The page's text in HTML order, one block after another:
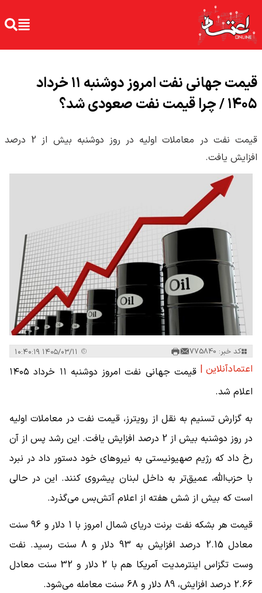
قیمت جهانی نفت امروز دوشنبه ۱۱ خرداد
۱۴۰۵ / چرا قیمت نفت صعودی شد؟
قیمت نفت در معاملات اولیه در روز دوشنبه بیش از 2 درصد
افزایش یافت.
کد خبر: 775840
اعتمادآنلاین |
قیمت جهانی نفت امروز دوشنبه ۱۱ خرداد ۱۴۰۵
اعلام شد.
به گزارش تسنیم به نقل از رویترز، قیمت نفت در معاملات اولیه
در روز دوشنبه بیش از 2 درصد افزایش یافت. این رشد پس از آن
رخ داد که رژیم صهیونیستی به نیروهای خود دستور داد در نبرد
با حزب‌الله، عمیق‌تر به داخل لبنان پیشروی کنند. این در حالی
است که بیش از شش هفته از اعلام آتش‌بس می‌گذرد.
قیمت هر بشکه نفت برنت دریای شمال امروز با 1 دلار و 96 سنت
معادل 2.15 درصد افزایش به 93 دلار و 8 سنت رسید. نفت
وست تگزاس اینترمدیت آمریکا هم با 2 دلار و 32 سنت معادل
2.66 درصد افزایش، 89 دلار و 68 سنت معامله می‌شود.